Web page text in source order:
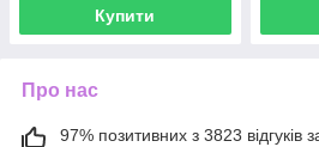
Купити
Про нас
97% позитивних з 3823 відгуків